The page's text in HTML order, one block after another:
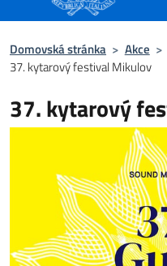
Domovská stránka > Akce >
37. kytarový festival Mikulov
37. kytarový